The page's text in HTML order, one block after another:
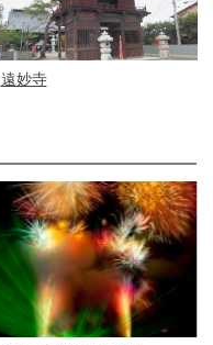
遠妙寺